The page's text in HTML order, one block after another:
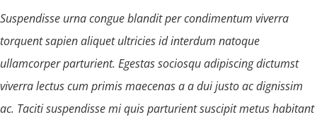
Suspendisse urna congue blandit per condimentum viverra
torquent sapien aliquet ultricies id interdum natoque
ullamcorper parturient. Egestas sociosqu adipiscing dictumst
viverra lectus cum primis maecenas a a dui justo ac dignissim
ac. Taciti suspendisse mi quis parturient suscipit metus habitant